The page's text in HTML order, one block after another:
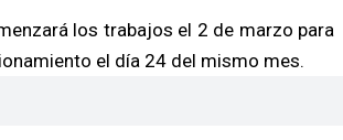
los trabajos el 2 de marzo para
el día 24 del mismo mes.